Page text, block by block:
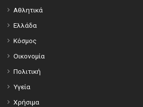
Αθλητικά
Ελλάδα
Κόσμος
Οικονομία
Πολιτική
Υγεία
Χρήσιμα